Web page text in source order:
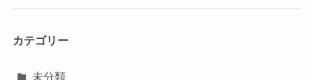
カテゴリー
未分類